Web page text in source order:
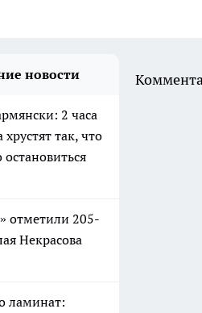
новости
2 часа
так, что
отметили 205-
Некрасова
ламинат: